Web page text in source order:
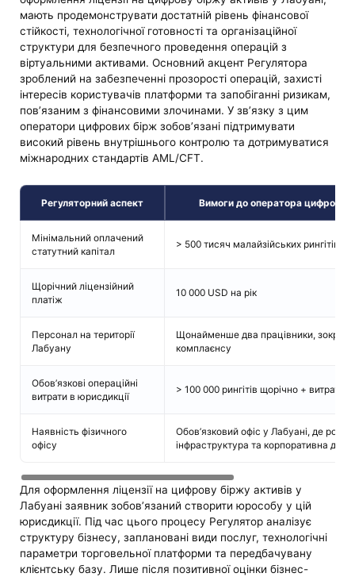
мають продемонструвати достатній рівень фінансової
стійкості, технологічної готовності та організаційної
структури для безпечного проведення операцій з
віртуальними активами. Основний акцент Регулятора
зроблений на забезпеченні прозорості операцій, захисті
інтересів користувачів платформи та запобіганні ризикам,
пов’язаним з фінансовими злочинами. У зв’язку з цим
оператори цифрових бірж зобов’язані підтримувати
високий рівень внутрішнього контролю та дотримуватися
міжнародних стандартів AML/CFT.
Регуляторний аспект Вимоги до оператора цифрової
Мінімальний оплачений
статутний капітал
> 500 тисяч малайзійських рингітів
Щорічний ліцензійний
платіж
10 000 USD на рік
Персонал на території
Лабуану
Щонайменше два працівники,
комплаєнсу
Обов’язкові операційні
витрати в юрисдикції
> 100 000 рингітів щорічно + витрати
Наявність фізичного
офісу
Обов’язковий офіс у Лабуані, де
інфраструктура та корпоративна
Для оформлення ліцензії на цифрову біржу активів у
Лабуані заявник зобов’язаний створити юрособу у цій
юрисдикції. Під час цього процесу Регулятор аналізує
структуру бізнесу, заплановані види послуг, технологічні
параметри торговельної платформи та передбачувану
клієнтську базу. Лише після позитивної оцінки бізнес-